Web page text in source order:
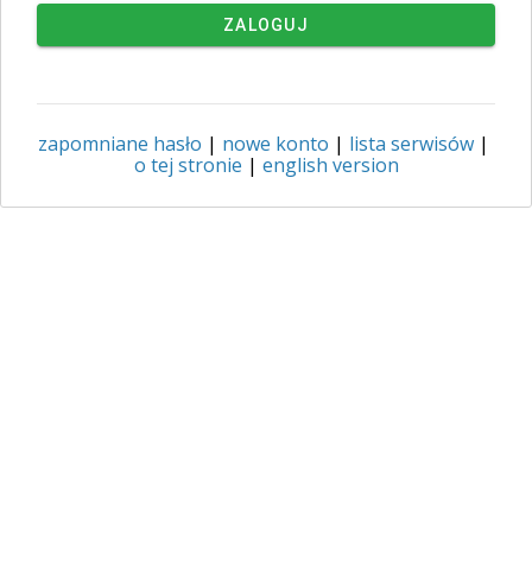
ZALOGUJ
zapomniane hasło | nowe konto | lista serwisów |
o tej stronie | english version